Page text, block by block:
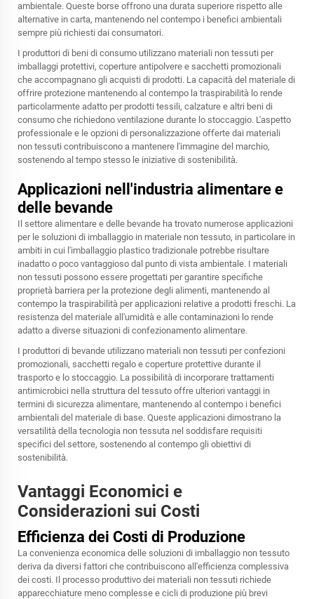
ambientale. Queste borse offrono una durata superiore rispetto alle
alternative in carta, mantenendo nel contempo i benefici ambientali
sempre più richiesti dai consumatori.
I produttori di beni di consumo utilizzano materiali non tessuti per
imballaggi protettivi, coperture antipolvere e sacchetti promozionali
che accompagnano gli acquisti di prodotti. La capacità del materiale di
offrire protezione mantenendo al contempo la traspirabilità lo rende
particolarmente adatto per prodotti tessili, calzature e altri beni di
consumo che richiedono ventilazione durante lo stoccaggio. L'aspetto
professionale e le opzioni di personalizzazione offerte dai materiali
non tessuti contribuiscono a mantenere l'immagine del marchio,
sostenendo al tempo stesso le iniziative di sostenibilità.
Applicazioni nell'industria alimentare e
delle bevande
Il settore alimentare e delle bevande ha trovato numerose applicazioni
per le soluzioni di imballaggio in materiale non tessuto, in particolare in
ambiti in cui l'imballaggio plastico tradizionale potrebbe risultare
inadatto o poco vantaggioso dal punto di vista ambientale. I materiali
non tessuti possono essere progettati per garantire specifiche
proprietà barriera per la protezione degli alimenti, mantenendo al
contempo la traspirabilità per applicazioni relative a prodotti freschi. La
resistenza del materiale all'umidità e alle contaminazioni lo rende
adatto a diverse situazioni di confezionamento alimentare.
I produttori di bevande utilizzano materiali non tessuti per confezioni
promozionali, sacchetti regalo e coperture protettive durante il
trasporto e lo stoccaggio. La possibilità di incorporare trattamenti
antimicrobici nella struttura del tessuto offre ulteriori vantaggi in
termini di sicurezza alimentare, mantenendo al contempo i benefici
ambientali del materiale di base. Queste applicazioni dimostrano la
versatilità della tecnologia non tessuta nel soddisfare requisiti
specifici del settore, sostenendo al contempo gli obiettivi di
sostenibilità.
Vantaggi Economici e
Considerazioni sui Costi
Efficienza dei Costi di Produzione
La convenienza economica delle soluzioni di imballaggio non tessuto
deriva da diversi fattori che contribuiscono all'efficienza complessiva
dei costi. Il processo produttivo dei materiali non tessuti richiede
apparecchiature meno complesse e cicli di produzione più brevi